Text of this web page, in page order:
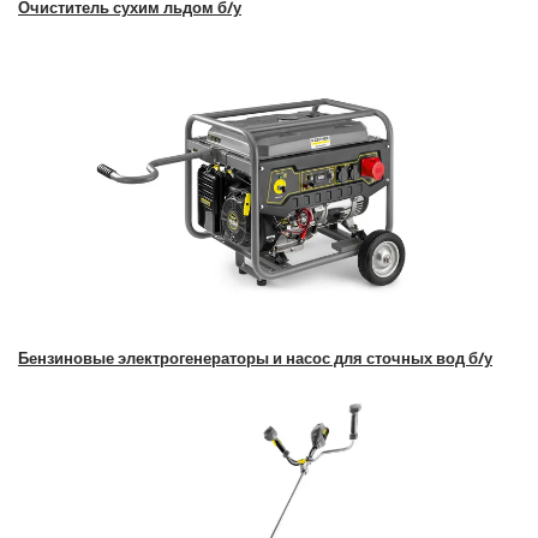
Очиститель сухим льдом б/у
Бензиновые электрогенераторы и насос для сточных вод б/у